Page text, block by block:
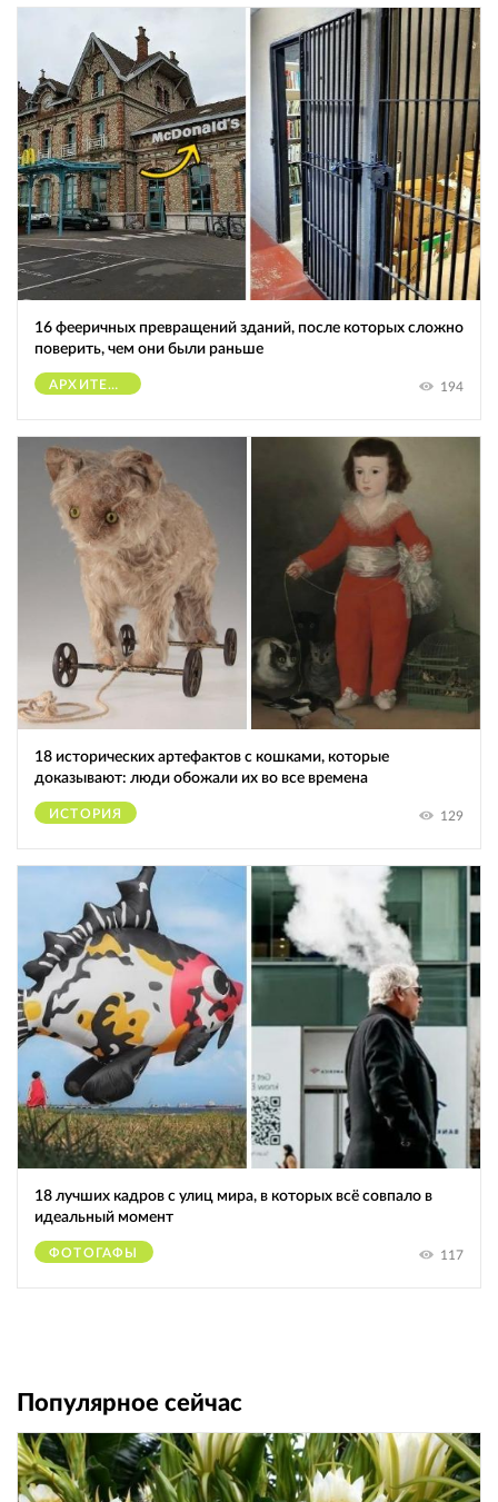
16 фееричных превращений зданий, после которых сложно
поверить, чем они были раньше
АРХИТЕКТУРА 194
18 исторических артефактов с кошками, которые
доказывают: люди обожали их во все времена
ИСТОРИЯ 129
18 лучших кадров с улиц мира, в которых всё совпало в
идеальный момент
ФОТОГАФЫ 117
Популярное сейчас